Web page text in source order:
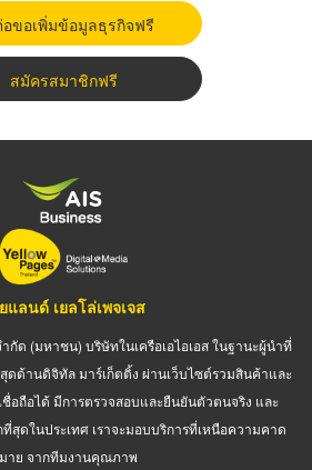
ขอเพิ่มข้อมูลธุรกิจฟรี
สมัครสมาชิกฟรี
แลนด์ เยลโล่เพจเจส
กัด (มหาชน) บริษัทในเครือเอไอเอส ในฐานะผู้นำที่
ด้านดิจิทัล มาร์เก็ตติ้ง ผ่านเว็บไซต์รวมสินค้าและ
ชื่อถือได้ มีการตรวจสอบและยืนยันตัวตนจริง และ
ดในประเทศ เราจะมอบบริการที่เหนือความคาด
าย จากทีมงานคุณภาพ